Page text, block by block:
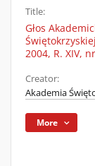
Title:
Głos
2004, R. XIV,
Creator:
Akademia
More